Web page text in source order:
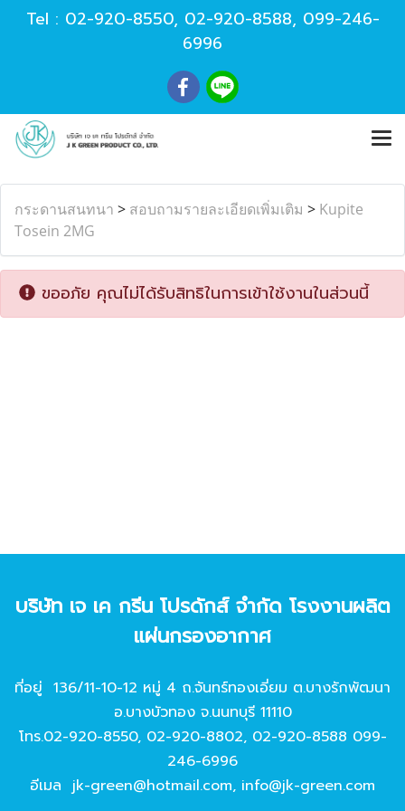
Tel : 02-920-8550, 02-920-8588, 099-246-
6996
กระดานสนทนา > สอบถามรายละเอียดเพิ่มเติม > Kupite
Tosein 2MG
ขออภัย คุณไม่ได้รับสิทธิในการเข้าใช้งานในส่วนนี้
บริษัท เจ เค กรีน โปรดักส์ จํากัด โรงงานผลิต
แผ่นกรองอากาศ
ที่อยู่ 136/11-10-12 หมู่ 4 ถ.จันทร์ทองเอี่ยม ต.บางรักพัฒนา
อ.บางบัวทอง จ.นนทบุรี 11110
โทร.02-920-8550, 02-920-8802, 02-920-8588 099-
246-6996
อีเมล jk-green@hotmail.com, info@jk-green.com